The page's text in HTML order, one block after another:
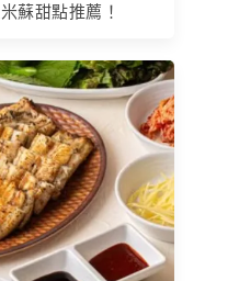
蘇甜點推薦！